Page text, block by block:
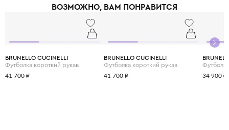
Одежда Zadig&Voltaire идеально подходит для городских прогулок,
ВОЗМОЖНО, ВАМ ПОНРАВИТСЯ
BRUNELLO CUCINELLI
Футболка короткий рукав
41 700 ₽
BRUNELLO CUCINELLI
Футболка короткий рукав
41 700 ₽ 34 900 ₽